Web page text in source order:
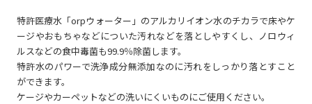
特許医療水「orpウォーター」のアルカリイオン水のチカラで床やケ
ージやおもちゃなどについた汚れなどを落としやすくし、ノロウィ
ルスなどの食中毒菌も99.9％除菌します。
特許水のパワーで洗浄成分無添加なのに汚れをしっかり落とすこと
ができます。
ケージやカーペットなどの洗いにくいものにご使用ください。